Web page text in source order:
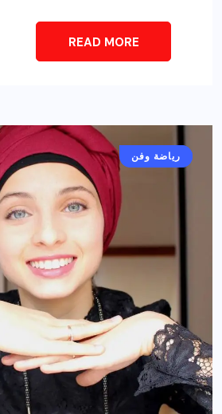
READ MORE
أخبار عامة
رياضة وفن